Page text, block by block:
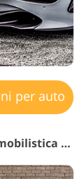
per auto
Preimpostazioni Lr per fotografia automobilistica n. 16 "Sepia"